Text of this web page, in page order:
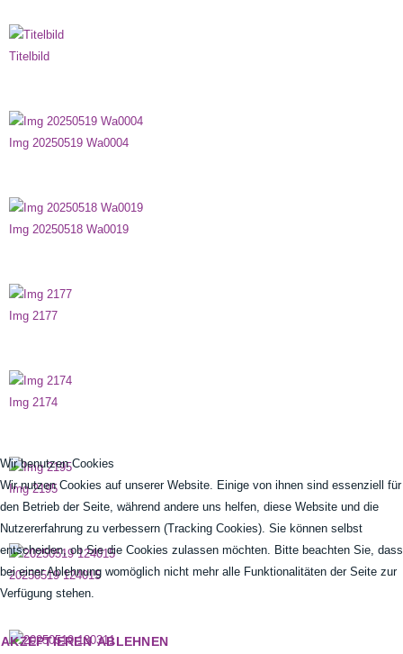
Wir benutzen Cookies
Wir nutzen Cookies auf unserer Website. Einige von ihnen sind essenziell für
den Betrieb der Seite, während andere uns helfen, diese Website und die
Nutzererfahrung zu verbessern (Tracking Cookies). Sie können selbst
entscheiden, ob Sie die Cookies zulassen möchten. Bitte beachten Sie, dass
bei einer Ablehnung womöglich nicht mehr alle Funktionalitäten der Seite zur
Verfügung stehen.
AKZEPTIEREN ABLEHNEN
Titelbild
Img 20250519 Wa0004
Img 20250518 Wa0019
Img 2177
Img 2174
Img 2195
20250519 124015